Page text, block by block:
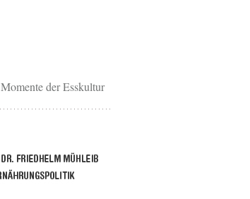
Momente der Esskultur